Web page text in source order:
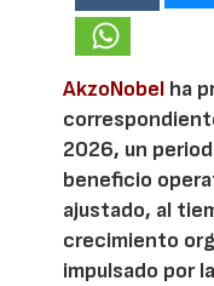
AkzoNobel ha
2026, un
beneficio
ajustado, al
crecimiento
impulsado por